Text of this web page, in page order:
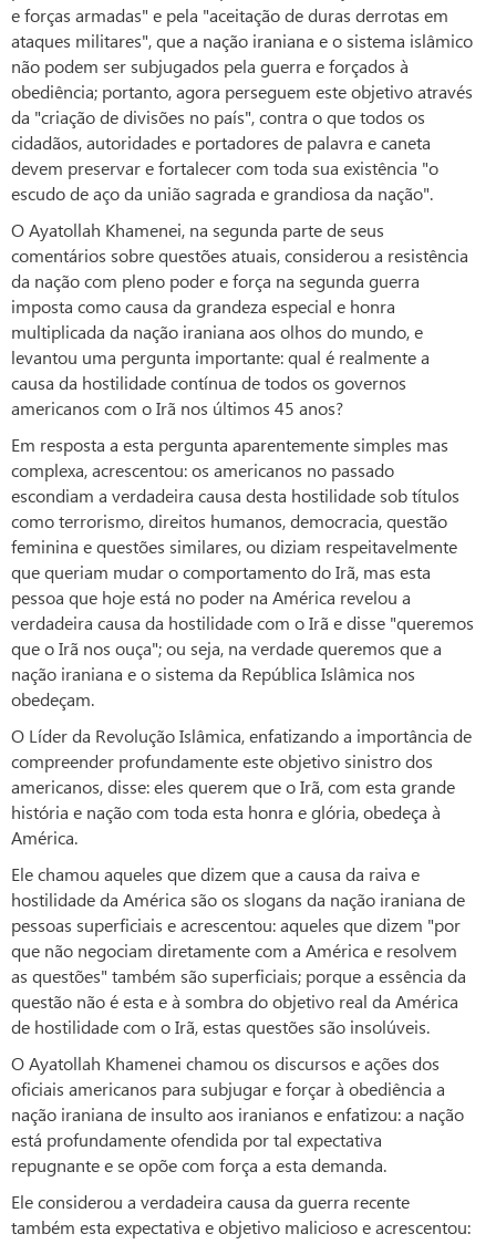
e forças armadas" e pela "aceitação de duras derrotas em
ataques militares", que a nação iraniana e o sistema islâmico
não podem ser subjugados pela guerra e forçados à
obediência; portanto, agora perseguem este objetivo através
da "criação de divisões no país", contra o que todos os
cidadãos, autoridades e portadores de palavra e caneta
devem preservar e fortalecer com toda sua existência "o
escudo de aço da união sagrada e grandiosa da nação".
O Ayatollah Khamenei, na segunda parte de seus
comentários sobre questões atuais, considerou a resistência
da nação com pleno poder e força na segunda guerra
imposta como causa da grandeza especial e honra
multiplicada da nação iraniana aos olhos do mundo, e
levantou uma pergunta importante: qual é realmente a
causa da hostilidade contínua de todos os governos
americanos com o Irã nos últimos 45 anos?
Em resposta a esta pergunta aparentemente simples mas
complexa, acrescentou: os americanos no passado
escondiam a verdadeira causa desta hostilidade sob títulos
como terrorismo, direitos humanos, democracia, questão
feminina e questões similares, ou diziam respeitavelmente
que queriam mudar o comportamento do Irã, mas esta
pessoa que hoje está no poder na América revelou a
verdadeira causa da hostilidade com o Irã e disse "queremos
que o Irã nos ouça"; ou seja, na verdade queremos que a
nação iraniana e o sistema da República Islâmica nos
obedeçam.
O Líder da Revolução Islâmica, enfatizando a importância de
compreender profundamente este objetivo sinistro dos
americanos, disse: eles querem que o Irã, com esta grande
história e nação com toda esta honra e glória, obedeça à
América.
Ele chamou aqueles que dizem que a causa da raiva e
hostilidade da América são os slogans da nação iraniana de
pessoas superficiais e acrescentou: aqueles que dizem "por
que não negociam diretamente com a América e resolvem
as questões" também são superficiais; porque a essência da
questão não é esta e à sombra do objetivo real da América
de hostilidade com o Irã, estas questões são insolúveis.
O Ayatollah Khamenei chamou os discursos e ações dos
oficiais americanos para subjugar e forçar à obediência a
nação iraniana de insulto aos iranianos e enfatizou: a nação
está profundamente ofendida por tal expectativa
repugnante e se opõe com força a esta demanda.
Ele considerou a verdadeira causa da guerra recente
também esta expectativa e objetivo malicioso e acrescentou: